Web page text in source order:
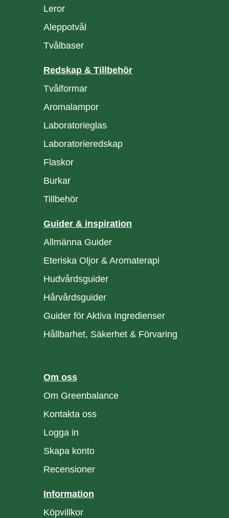
Leror
Aleppotvål
Tvålbaser
Redskap & Tillbehör
Tvålformar
Aromalampor
Laboratorieglas
Laboratorieredskap
Flaskor
Burkar
Tillbehör
Guider & inspiration
Allmänna Guider
Eteriska Oljor & Aromaterapi
Hudvårdsguider
Hårvårdsguider
Guider för Aktiva Ingredienser
Hållbarhet, Säkerhet & Förvaring
Om oss
Om Greenbalance
Kontakta oss
Logga in
Skapa konto
Recensioner
Information
Köpvillkor